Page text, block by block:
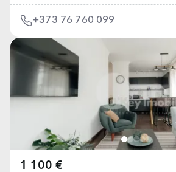
+373 76 760 099
1 100 €